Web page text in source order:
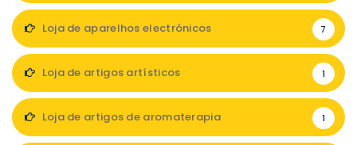
Loja de aparelhos electrónicos 7
Loja de artigos artísticos 1
Loja de artigos de aromaterapia 1